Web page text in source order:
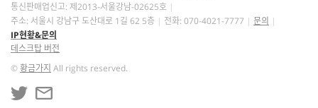
통신판매업신고: 제2013-서울강남-02625호
주소: 서울시 강남구 도산대로 1길 62 5층
전화: 070-4021-7777
문의
IP현황&문의
데스크탑 버전
©황금가지 All rights reserved.